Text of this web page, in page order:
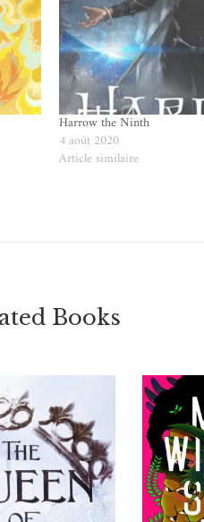
Harrow the Ninth
4 août 2020
Article similaire
Books